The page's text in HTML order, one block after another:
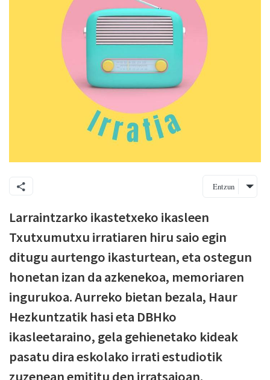
Entzun
Larraintzarko ikastetxeko ikasleen
Txutxumutxu irratiaren hiru saio egin
ditugu aurtengo ikasturtean, eta ostegun
honetan izan da azkenekoa, memoriaren
ingurukoa. Aurreko bietan bezala, Haur
Hezkuntzatik hasi eta DBHko
ikasleetaraino, gela gehienetako kideak
pasatu dira eskolako irrati estudiotik
zuzenean emititu den irratsaioan.